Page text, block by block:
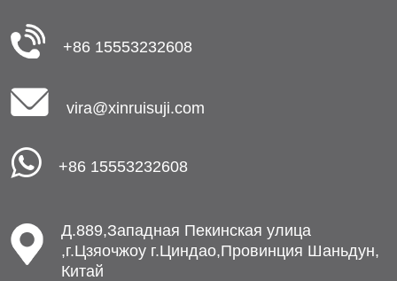
+86 15553232608
vira@xinruisuji.com
+86 15553232608
Д.889,Западная Пекинская улица
,г.Цзяочжоу г.Циндао,Провинция Шаньдун,
Китай